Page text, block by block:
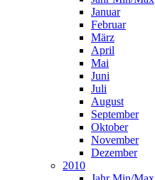
Januar
Februar
März
April
Mai
Juni
Juli
August
September
Oktober
November
Dezember
2010